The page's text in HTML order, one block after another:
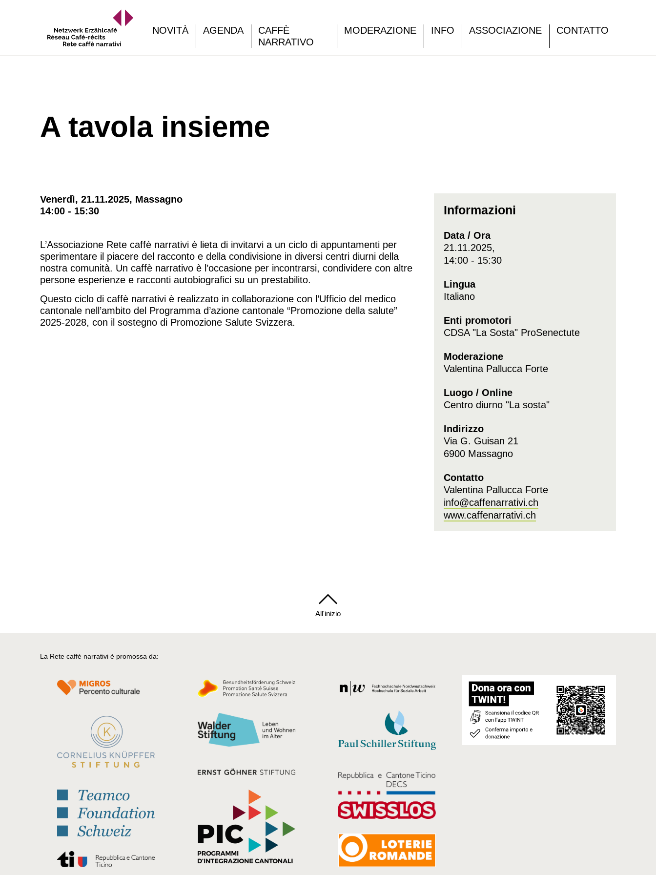
NOVITÀ AGENDA
CAFFÈ
NARRATIVO
MODERAZIONE INFO ASSOCIAZIONE CONTATTO
A tavola insieme
Venerdì, 21.11.2025, Massagno
14:00 - 15:30
L’Associazione Rete caffè narrativi è lieta di invitarvi a un ciclo di appuntamenti per
sperimentare il piacere del racconto e della condivisione in diversi centri diurni della
nostra comunità. Un caffè narrativo è l’occasione per incontrarsi, condividere con altre
persone esperienze e racconti autobiografici su un prestabilito.
Questo ciclo di caffè narrativi è realizzato in collaborazione con l’Ufficio del medico
cantonale nell’ambito del Programma d’azione cantonale “Promozione della salute”
2025-2028, con il sostegno di Promozione Salute Svizzera.
Informazioni
Data / Ora
21.11.2025,
14:00 - 15:30
Lingua
Italiano
Enti promotori
CDSA "La Sosta" ProSenectute
Moderazione
Valentina Pallucca Forte
Luogo / Online
Centro diurno "La sosta"
Indirizzo
Via G. Guisan 21
6900 Massagno
Contatto
Valentina Pallucca Forte
info@caffenarrativi.ch
www.caffenarrativi.ch
All'inizio
La Rete caffè narrativi è promossa da: